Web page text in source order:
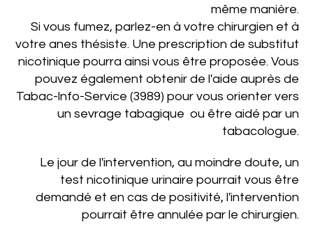
même manière.
Si vous fumez, parlez-en à votre chirurgien et à
votre anes­ thésiste. Une prescription de substitut
nicotinique pourra ainsi vous être proposée. Vous
pouvez également obtenir de l'aide auprès de
Tabac-lnfo-Service (3989) pour vous orienter vers
un sevrage tabagique ou être aidé par un
tabacologue.
Le jour de l'intervention, au moindre doute, un
test nicoti­nique urinaire pourrait vous être
demandé et en cas de positivité, l'intervention
pourrait être annulée par le chirurgien.